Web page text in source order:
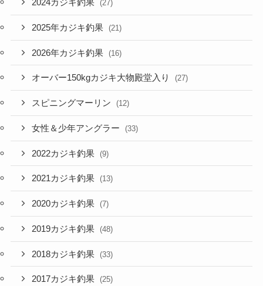
2024カジキ釣果 (27)
2025年カジキ釣果 (21)
2026年カジキ釣果 (16)
オーバー150kgカジキ大物殿堂入り (27)
スピニングマーリン (12)
女性＆少年アングラー (33)
2022カジキ釣果 (9)
2021カジキ釣果 (13)
2020カジキ釣果 (7)
2019カジキ釣果 (48)
2018カジキ釣果 (33)
2017カジキ釣果 (25)